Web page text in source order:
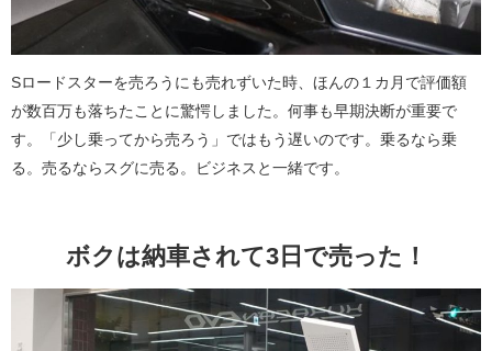
Sロードスターを売ろうにも売れずいた時、ほんの１カ月で評価額
が数百万も落ちたことに驚愕しました。何事も早期決断が重要で
す。「少し乗ってから売ろう」ではもう遅いのです。乗るなら乗
る。売るならスグに売る。ビジネスと一緒です。
ボクは納車されて3日で売った！